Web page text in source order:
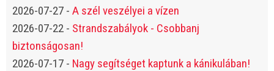
2026-07-27 - A szél veszélyei a vízen
2026-07-22 - Strandszabályok - Csobbanj
biztonságosan!
2026-07-17 - Nagy segítséget kaptunk a kánikulában!